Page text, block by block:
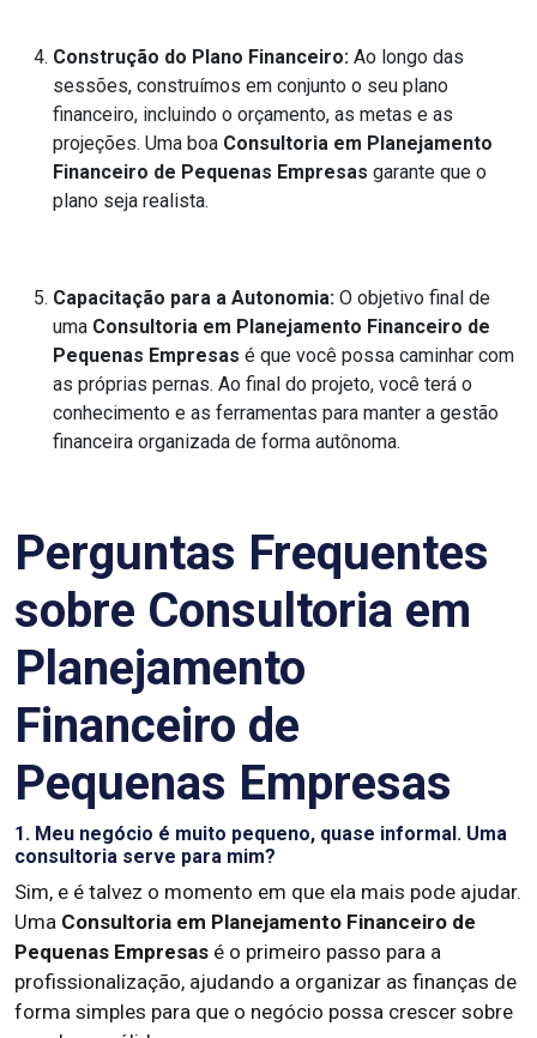
Construção do Plano Financeiro: Ao longo das
sessões, construímos em conjunto o seu plano
financeiro, incluindo o orçamento, as metas e as
projeções. Uma boa Consultoria em Planejamento
Financeiro de Pequenas Empresas garante que o
plano seja realista.
Capacitação para a Autonomia: O objetivo final de
uma Consultoria em Planejamento Financeiro de
Pequenas Empresas é que você possa caminhar com
as próprias pernas. Ao final do projeto, você terá o
conhecimento e as ferramentas para manter a gestão
financeira organizada de forma autônoma.
Perguntas Frequentes
sobre Consultoria em
Planejamento
Financeiro de
Pequenas Empresas
1. Meu negócio é muito pequeno, quase informal. Uma
consultoria serve para mim?
Sim, e é talvez o momento em que ela mais pode ajudar.
Uma Consultoria em Planejamento Financeiro de
Pequenas Empresas é o primeiro passo para a
profissionalização, ajudando a organizar as finanças de
forma simples para que o negócio possa crescer sobre